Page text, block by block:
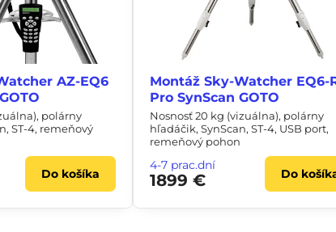
AZ-EQ6
polárny
ST-4, remeňový
Do košíka
Montáž Sky-Watcher EQ6-
Pro SynScan GOTO
Nosnosť 20 kg (vizuálna), polárny
hľadáčik, SynScan, ST-4, USB port,
remeňový pohon
4-7 prac.dní
1899 € Do